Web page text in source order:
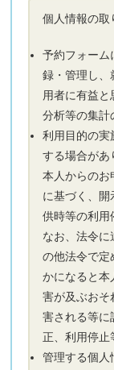
個人情報の取
予約フォーム
録・管理し、
用者に有益
分析等の集計
利用目的の実
する場合があ
本人からのお
に基づく、開
供時等の利用
なお、法令に
の他法令で定
かになると本
害が及ぶおそ
害される等に
正、利用停止
管理する個人